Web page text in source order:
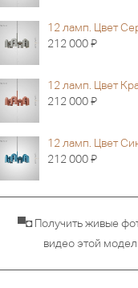
12 ламп. Цвет
212 000Я
12 ламп. Цвет
212 000Я
12 ламп. Цвет
212 000Я
▀◘ Получить живые
видео этой